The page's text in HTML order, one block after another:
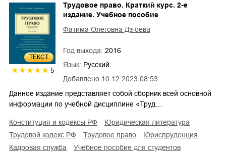
ТЕКСТ
5
Добавлено 10.12.2023 08:53
Трудовое право. Краткий курс. 2-е
издание. Учебное пособие
Фатима Олеговна Дзгоева
Год выхода: 2016
Язык: Русский
Данное издание представляет собой сборник всей основной
информации по учебной дисциплине «Труд…
конституция и кодексы РФ
юридическая литература
трудовой кодекс РФ
трудовое право
юриспруденция
кадровая служба
учебное пособие для студентов